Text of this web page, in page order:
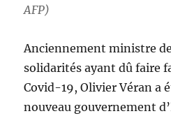
AFP)
Anciennement ministre
solidarités ayant dû faire
Covid-19, Olivier Véran a
nouveau gouvernement